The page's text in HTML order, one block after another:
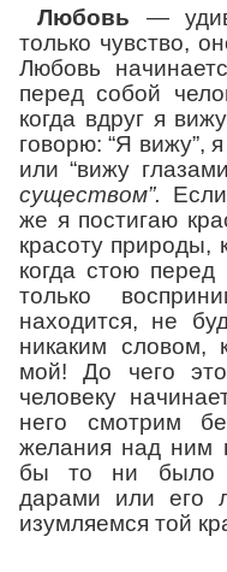
Любовь —
только чувство,
Любовь
перед собой
когда вдруг я
говорю: “Я вижу”,
или “вижу
существом”.
же я постигаю
красоту природы,
когда стою
только
находится, не
никаким словом,
мой! До чего
человеку
него смотрим
желания над ним
бы то ни было
дарами или его
изумляемся той